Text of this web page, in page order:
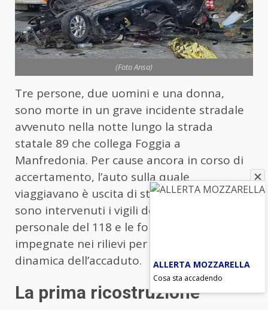
(Foto Ansa)
Tre persone, due uomini e una donna,
sono morte in un grave incidente stradale
avvenuto nella notte lungo la strada
statale 89 che collega Foggia a
Manfredonia. Per cause ancora in corso di
accertamento, l’auto sulla quale
viaggiavano è uscita di strada. Sul posto
sono intervenuti i vigili del fuoco, il
personale del 118 e le forze dell’ordine,
impegnate nei rilievi per ricostruire l’esatta
dinamica dell’accaduto.
La prima ricostruzione
ALLERTA MOZZARELLA
Cosa sta accadendo